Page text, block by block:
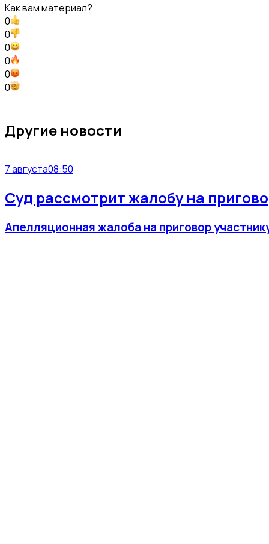
Как вам материал?
0
0
0
0
0
0
Другие новости
7 августа08:50
Суд рассмотрит жалобу на
Апелляционная жалоба на приговор